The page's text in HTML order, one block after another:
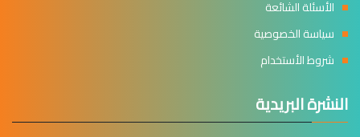
الأسئلة الشائعة
سياسة الخصوصية
شروط الأستخدام
النشرة البريدية